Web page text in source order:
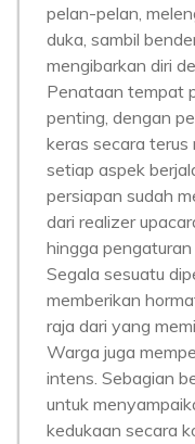
pelan-pelan,
duka, sambil
mengibarkan diri
Penataan tempat
penting, dengan
keras secara terus
setiap aspek
persiapan sudah
dari realizer
hingga
Segala sesuatu
memberikan
raja dari yang
Warga juga
intens. Sebagian
untuk
kedukaan secara